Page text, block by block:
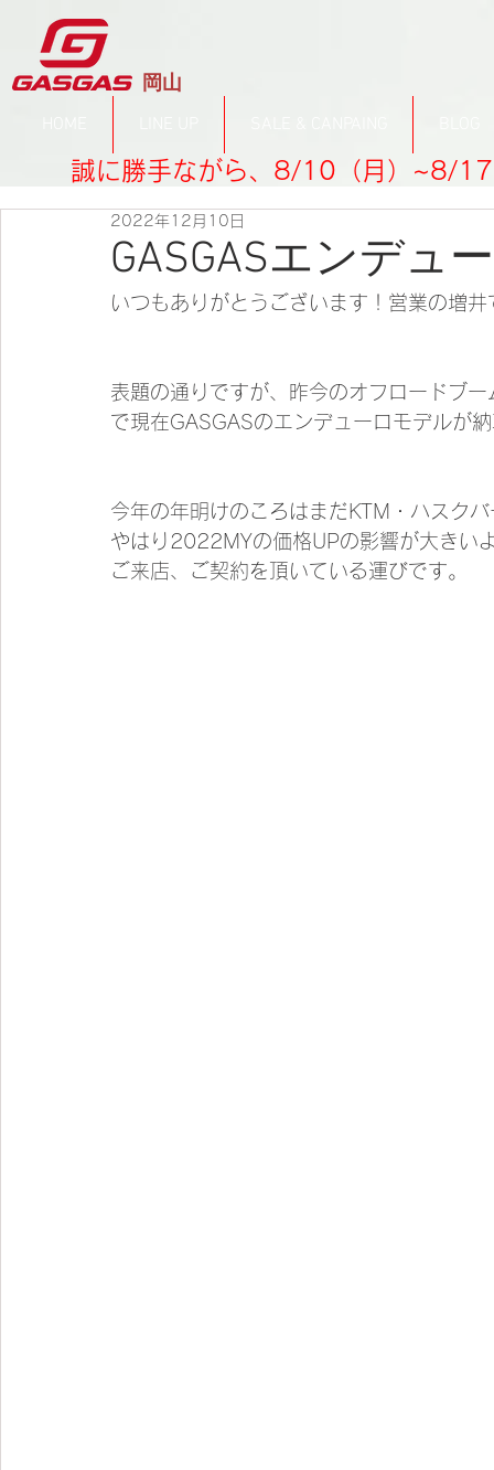
​岡山
誠に勝手ながら、8/10（月）~8/17
GASGASエンデ
2022年12月10日
いつもありがとうございます！営業の増井
表題の通りですが、昨今のオフロードブ
で現在GASGASのエンデューロモデルが
今年の年明けのころはまだKTM・ハスク
やはり2022MYの価格UPの影響が大きい
ご来店、ご契約を頂いている運びです。